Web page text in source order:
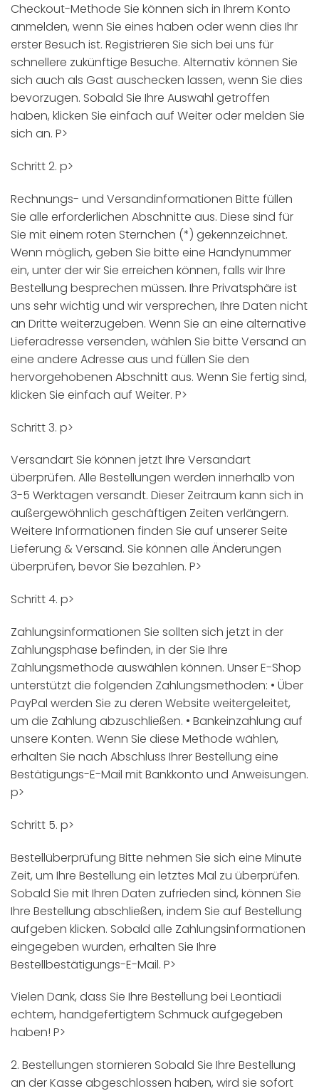
Checkout-Methode Sie können sich in Ihrem Konto
anmelden, wenn Sie eines haben oder wenn dies Ihr
erster Besuch ist. Registrieren Sie sich bei uns für
schnellere zukünftige Besuche. Alternativ können Sie
sich auch als Gast auschecken lassen, wenn Sie dies
bevorzugen. Sobald Sie Ihre Auswahl getroffen
haben, klicken Sie einfach auf Weiter oder melden Sie
sich an. P>
Schritt 2. p>
Rechnungs- und Versandinformationen Bitte füllen
Sie alle erforderlichen Abschnitte aus. Diese sind für
Sie mit einem roten Sternchen (*) gekennzeichnet.
Wenn möglich, geben Sie bitte eine Handynummer
ein, unter der wir Sie erreichen können, falls wir Ihre
Bestellung besprechen müssen. Ihre Privatsphäre ist
uns sehr wichtig und wir versprechen, Ihre Daten nicht
an Dritte weiterzugeben. Wenn Sie an eine alternative
Lieferadresse versenden, wählen Sie bitte Versand an
eine andere Adresse aus und füllen Sie den
hervorgehobenen Abschnitt aus. Wenn Sie fertig sind,
klicken Sie einfach auf Weiter. P>
Schritt 3. p>
Versandart Sie können jetzt Ihre Versandart
überprüfen. Alle Bestellungen werden innerhalb von
3-5 Werktagen versandt. Dieser Zeitraum kann sich in
außergewöhnlich geschäftigen Zeiten verlängern.
Weitere Informationen finden Sie auf unserer Seite
Lieferung & Versand. Sie können alle Änderungen
überprüfen, bevor Sie bezahlen. P>
Schritt 4. p>
Zahlungsinformationen Sie sollten sich jetzt in der
Zahlungsphase befinden, in der Sie Ihre
Zahlungsmethode auswählen können. Unser E-Shop
unterstützt die folgenden Zahlungsmethoden: • Über
PayPal werden Sie zu deren Website weitergeleitet,
um die Zahlung abzuschließen. • Bankeinzahlung auf
unsere Konten. Wenn Sie diese Methode wählen,
erhalten Sie nach Abschluss Ihrer Bestellung eine
Bestätigungs-E-Mail mit Bankkonto und Anweisungen.
p>
Schritt 5. p>
Bestellüberprüfung Bitte nehmen Sie sich eine Minute
Zeit, um Ihre Bestellung ein letztes Mal zu überprüfen.
Sobald Sie mit Ihren Daten zufrieden sind, können Sie
Ihre Bestellung abschließen, indem Sie auf Bestellung
aufgeben klicken. Sobald alle Zahlungsinformationen
eingegeben wurden, erhalten Sie Ihre
Bestellbestätigungs-E-Mail. P>
Vielen Dank, dass Sie Ihre Bestellung bei Leontiadi
echtem, handgefertigtem Schmuck aufgegeben
haben! P>
2. Bestellungen stornieren Sobald Sie Ihre Bestellung
an der Kasse abgeschlossen haben, wird sie sofort